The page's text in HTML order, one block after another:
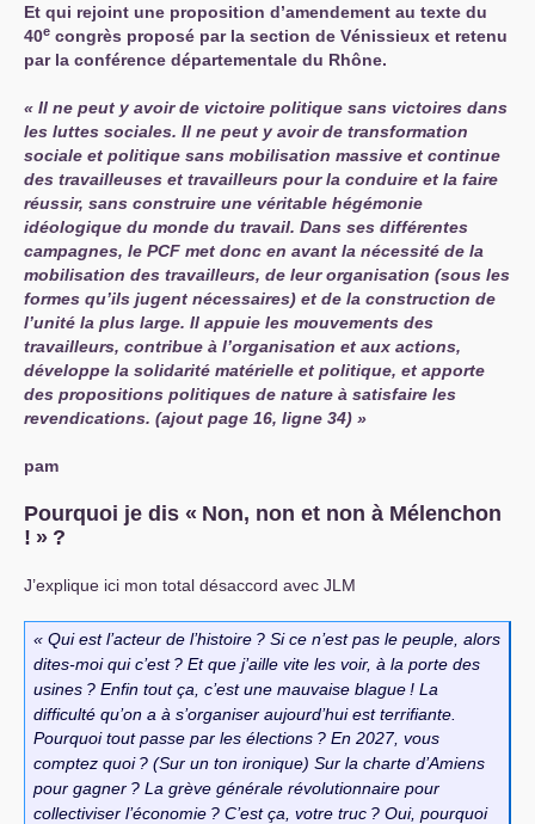
Et qui rejoint une proposition d’amendement au texte du
40e congrès proposé par la section de Vénissieux et retenu
par la conférence départementale du Rhône.
Il ne peut y avoir de victoire politique sans victoires dans
les luttes sociales. Il ne peut y avoir de transformation
sociale et politique sans mobilisation massive et continue
des travailleuses et travailleurs pour la conduire et la faire
réussir, sans construire une véritable hégémonie
idéologique du monde du travail. Dans ses différentes
campagnes, le PCF met donc en avant la nécessité de la
mobilisation des travailleurs, de leur organisation (sous les
formes qu’ils jugent nécessaires) et de la construction de
l’unité la plus large. Il appuie les mouvements des
travailleurs, contribue à l’organisation et aux actions,
développe la solidarité matérielle et politique, et apporte
des propositions politiques de nature à satisfaire les
revendications. (ajout page 16, ligne 34)
pam
Pourquoi je dis « Non, non et non à Mélenchon
! » ?
J’explique ici mon total désaccord avec JLM
Qui est l’acteur de l’histoire ? Si ce n’est pas le peuple, alors
dites-moi qui c’est ? Et que j’aille vite les voir, à la porte des
usines ? Enfin tout ça, c’est une mauvaise blague ! La
difficulté qu’on a à s’organiser aujourd’hui est terrifiante.
Pourquoi tout passe par les élections ? En 2027, vous
comptez quoi ? (Sur un ton ironique) Sur la charte d’Amiens
pour gagner ? La grève générale révolutionnaire pour
collectiviser l’économie ? C’est ça, votre truc ? Oui, pourquoi